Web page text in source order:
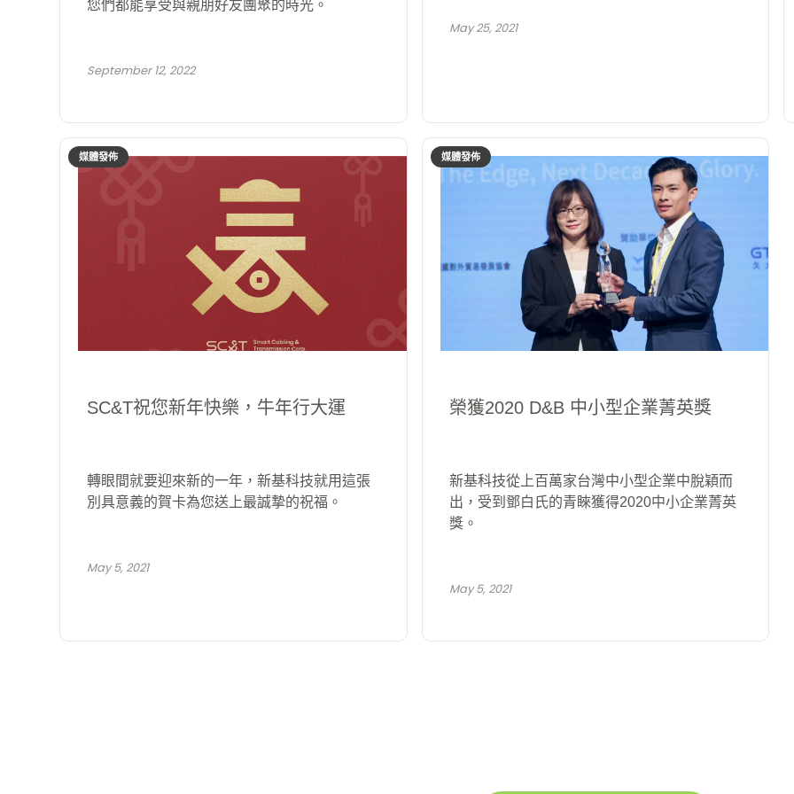
您們都能享受與親朋好友團聚的時光。
September 12, 2022
May 25, 2021
媒體發佈
SC&T祝您新年快樂，牛年行大運
轉眼間就要迎來新的一年，新基科技就用這張
別具意義的賀卡為您送上最誠摯的祝福。
May 5, 2021
媒體發佈
榮獲2020 D&B 中小型企業菁英獎
新基科技從上百萬家台灣中小型企業中脫穎而
出，受到鄧白氏的青睞獲得2020中小企業菁英
獎。
May 5, 2021